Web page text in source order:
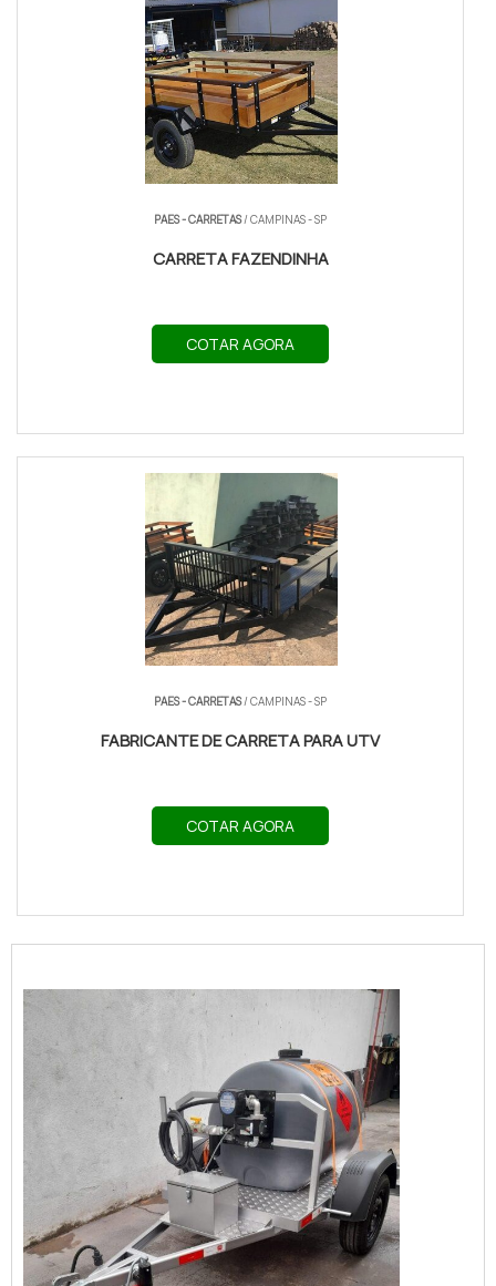
PAES - CARRETAS/ CAMPINAS - SP
CARRETA FAZENDINHA
COTAR AGORA
PAES - CARRETAS/ CAMPINAS - SP
FABRICANTE DE CARRETA PARA UTV
COTAR AGORA